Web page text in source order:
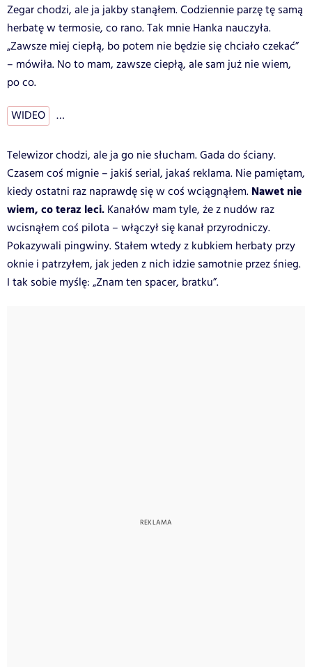
Zegar chodzi, ale ja jakby stanąłem. Codziennie parzę tę samą
herbatę w termosie, co rano. Tak mnie Hanka nauczyła.
„Zawsze miej ciepłą, bo potem nie będzie się chciało czekać”
– mówiła. No to mam, zawsze ciepłą, ale sam już nie wiem,
po co.
WIDEO …
Telewizor chodzi, ale ja go nie słucham. Gada do ściany.
Czasem coś mignie – jakiś serial, jakaś reklama. Nie pamiętam,
kiedy ostatni raz naprawdę się w coś wciągnąłem. Nawet nie
wiem, co teraz leci. Kanałów mam tyle, że z nudów raz
wcisnąłem coś pilota – włączył się kanał przyrodniczy.
Pokazywali pingwiny. Stałem wtedy z kubkiem herbaty przy
oknie i patrzyłem, jak jeden z nich idzie samotnie przez śnieg.
I tak sobie myślę: „Znam ten spacer, bratku”.